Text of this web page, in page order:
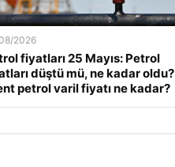
2026
fiyatları 25 Mayıs: Petrol
düştü mü, ne kadar oldu?
petrol varil fiyatı ne kadar?